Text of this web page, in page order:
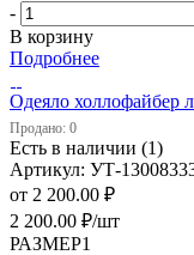
-
В корзину
Подробнее
Одеяло холлофайбер
Продано: 0
Есть в наличии (1)
Артикул: УТ-
от 2 200.00 ₽
2 200.00 ₽/шт
РАЗМЕР1